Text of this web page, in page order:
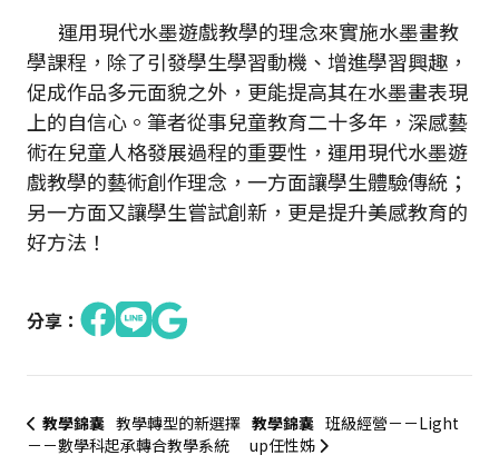
運用現代水墨遊戲教學的理念來實施水墨畫教
學課程，除了引發學生學習動機、增進學習興趣，
促成作品多元面貌之外，更能提高其在水墨畫表現
上的自信心。筆者從事兒童教育二十多年，深感藝
術在兒童人格發展過程的重要性，運用現代水墨遊
戲教學的藝術創作理念，一方面讓學生體驗傳統；
另一方面又讓學生嘗試創新，更是提升美感教育的
好方法！
分享：
教學錦囊 教學轉型的新選擇
－－數學科起承轉合教學系統
教學錦囊 班級經營－－Light
up任性姊